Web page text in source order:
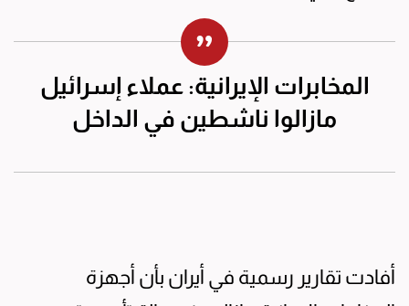
المخابرات الإيرانية: عملاء إسرائيل
مازالوا ناشطين في الداخل
أفادت تقارير رسمية في أيران بأن أجهزة